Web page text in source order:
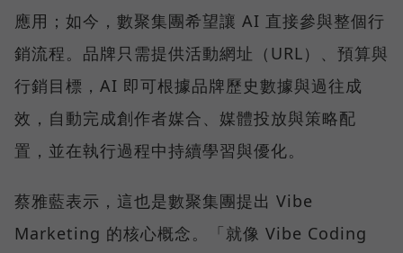
應用；如今，數聚集團希望讓 AI 直接參與整個行
銷流程。品牌只需提供活動網址（URL）、預算與
行銷目標，AI 即可根據品牌歷史數據與過往成
效，自動完成創作者媒合、媒體投放與策略配
置，並在執行過程中持續學習與優化。
蔡雅藍表示，這也是數聚集團提出 Vibe
Marketing 的核心概念。「就像 Vibe Coding